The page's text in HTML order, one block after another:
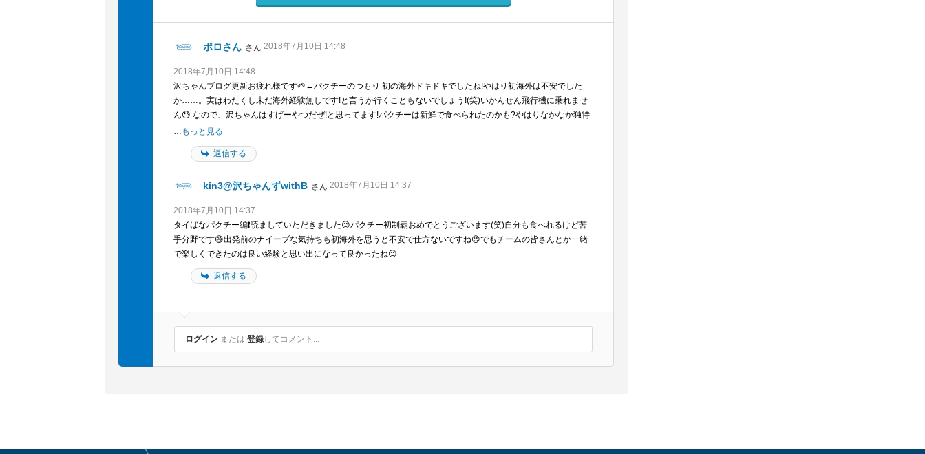
人生初の海外でした(*´°`*)
せっかくなので10年用のパスポートをとり、意気揚々とタイへ〜!
そしてですね、実はわたくし、
もう一つの人生初をタイで経験したんです。
皆様はお好きでしょうか……!
あの香草……!
そう、パクチー!
『シャケの皮食べる・食べない』
『エビフライの尻尾食べる・食べない』
私はこの議論に参加すらできなかったのです。
自分の立ち位置を知る日が、
タイで訪れました〜!!
ポロさん さん 2018年7月10日 14:48
2018年7月10日 14:48
沢ちゃんブログ更新お疲れ様です🌱←パクチーのつもり 初の海外ドキドキでしたね!やはり初海外は不安でした
か……。実はわたくし未だ海外経験無しです!と言うか行くこともないでしょう!(笑)いかんせん飛行機に乗れませ
ん😓 なので、沢ちゃんはすげーやつだぜ!と思ってます!パクチーは新鮮で食べられたのかも?やはりなかなか独特
だからね!エビフライのシッポと鮭の皮問題は沢ちゃんと全く同じタイプだったので、ひっそり喜んでおります
(笑) 折角のパスポートですからこれからも攻めの海外旅行をお楽しみ下さい!
… もっと見る
返信する
kin3@沢ちゃんずwithB さん 2018年7月10日 14:37
2018年7月10日 14:37
タイばなパクチー編❗読ましていただきました😉パクチー初制覇おめでとうございます(笑)自分も食べれるけど苦
手分野です😅出発前のナイーブな気持ちも初海外を思うと不安で仕方ないですね😉でもチームの皆さんとか一緒
で楽しくできたのは良い経験と思い出になって良かったね😉
返信する
ログイン または 登録 してコメント...